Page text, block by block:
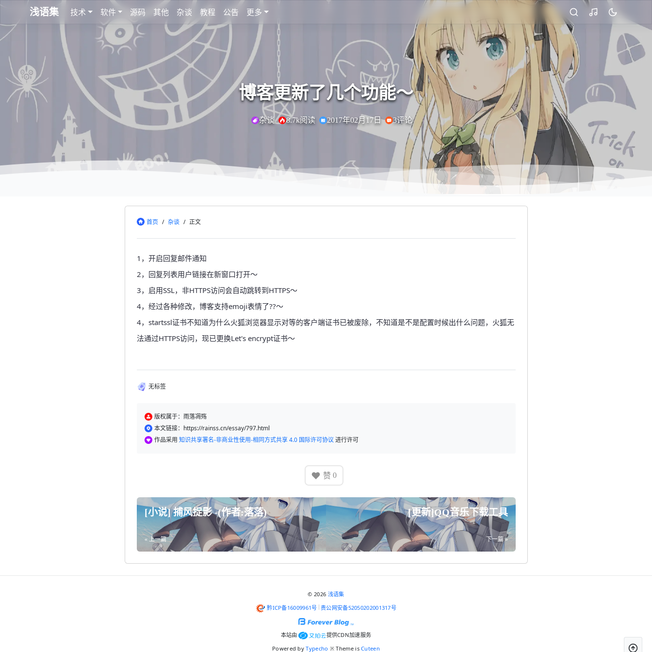
浅语集 技术 软件 源码 其他 杂谈 教程 公告 更多
博客更新了几个功能～
杂谈 8.7k阅读 2017年02月17日 3评论
首页 / 杂谈 / 正文
1，开启回复邮件通知
2，回复列表用户链接在新窗口打开～
3，启用SSL，非HTTPS访问会自动跳转到HTTPS～
4，经过各种修改，博客支持emoji表情了??～
4，startssl证书不知道为什么火狐浏览器显示对等的客户端证书已被废除，不知道是不是配置时候出什么问题，火狐无
法通过HTTPS访问，现已更换Let's encrypt证书～
无标签
版权属于：雨落凋殇
本文链接：https://rainss.cn/essay/797.html
作品采用 知识共享署名-非商业性使用-相同方式共享 4.0 国际许可协议 进行许可
赞 0
[小说] 捕风捉影 -(作者:落落)
« 上一篇
[更新]QQ音乐下载工具
下一篇 »
© 2026 浅语集
黔ICP备16009961号 贵公网安备52050202001317号
本站由
提供CDN加速服务
Powered byTypecho ※ Theme isCuteen